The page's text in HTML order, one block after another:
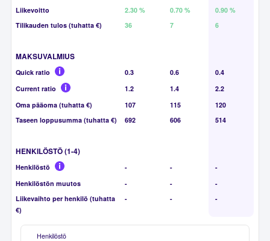
Liikevoitto
2.30 % 0.70 %
0.90 %
Tilikauden tulos (tuhatta €)
36 7 6
MAKSUVALMIUS
Quick ratio 0.3 0.6
0.4
Current ratio
1.2 1.4
2.2
Oma pääoma (tuhatta €)
107 115
120
Taseen loppusumma (tuhatta €)
692 606 514
HENKILÖSTÖ (1-4)
Henkilöstö - -
-
Henkilöstön muutos
- -
-
Liikevaihto per henkilö (tuhatta
€)
- - -
Henkilöstö